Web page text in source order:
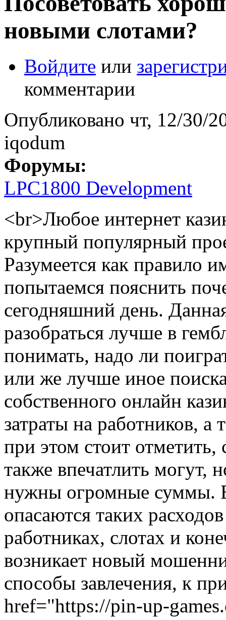
новыми слотами?
Войдите или
комментарии
Опубликовано чт, 12/30/
iqodum
Форумы:
LPC1800 Development
<br>Любое интернет
крупный популярный
Разумеется как правило
попытаемся пояснить
сегодняшний день.
разобраться лучше в
понимать, надо ли
или же лучше иное
собственного онлайн
затраты на работников,
при этом стоит отметить,
также впечатлить могут,
нужны огромные суммы.
опасаются таких
работниках, слотах и
возникает новый
способы завлечения, к
href="https://pin-up-